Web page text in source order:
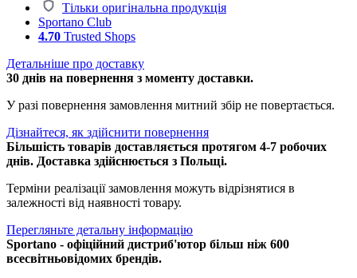
Тільки оригінальна продукція
Sportano Club
4.70 Trusted Shops
Детальніше про доставку
30 днів на повернення з моменту доставки.
У разі повернення замовлення митний збір не повертається.
Дізнайтеся, як здійснити повернення
Більшість товарів доставляється протягом 4-7 робочих
днів. Доставка здійснюється з Польщі.
Терміни реалізації замовлення можуть відрізнятися в
залежності від наявності товару.
Перегляньте детальну інформацію
Sportano - офіційний дистриб'ютор більш ніж 600
всесвітньовідомих брендів.